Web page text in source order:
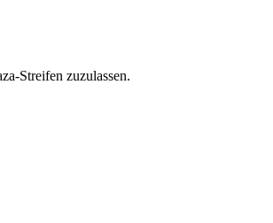
Streifen zuzulassen.